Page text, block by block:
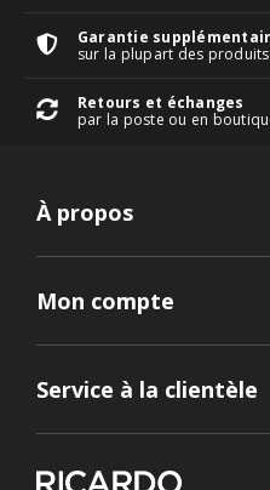
Garantie
sur la plupart des produits
Retours et échanges
par la poste ou en
À propos
Mon compte
Service à la clientèle